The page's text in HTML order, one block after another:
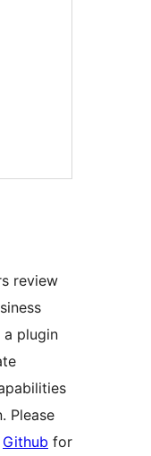
review
a plugin
Please
Github for